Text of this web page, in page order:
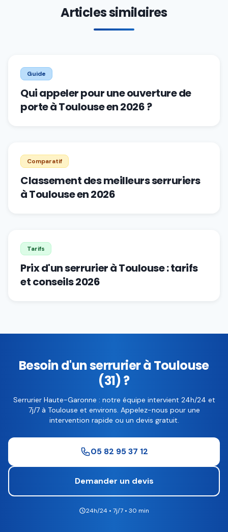
Articles similaires
Guide
Qui appeler pour une ouverture de
porte à Toulouse en 2026 ?
Comparatif
Classement des meilleurs serruriers
à Toulouse en 2026
Tarifs
Prix d'un serrurier à Toulouse : tarifs
et conseils 2026
Besoin d'un serrurier à Toulouse
(31) ?
Serrurier Haute-Garonne : notre équipe intervient 24h/24 et
7j/7 à Toulouse et environs. Appelez-nous pour une
intervention rapide ou un devis gratuit.
05 82 95 37 12
Demander un devis
24h/24 • 7j/7 • 30 min